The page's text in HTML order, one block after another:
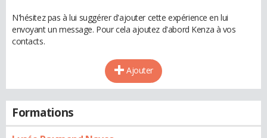
N'hésitez pas à lui suggérer d'ajouter cette expérience en lui
envoyant un message. Pour cela ajoutez d'abord Kenza à vos
contacts.
Ajouter
Formations